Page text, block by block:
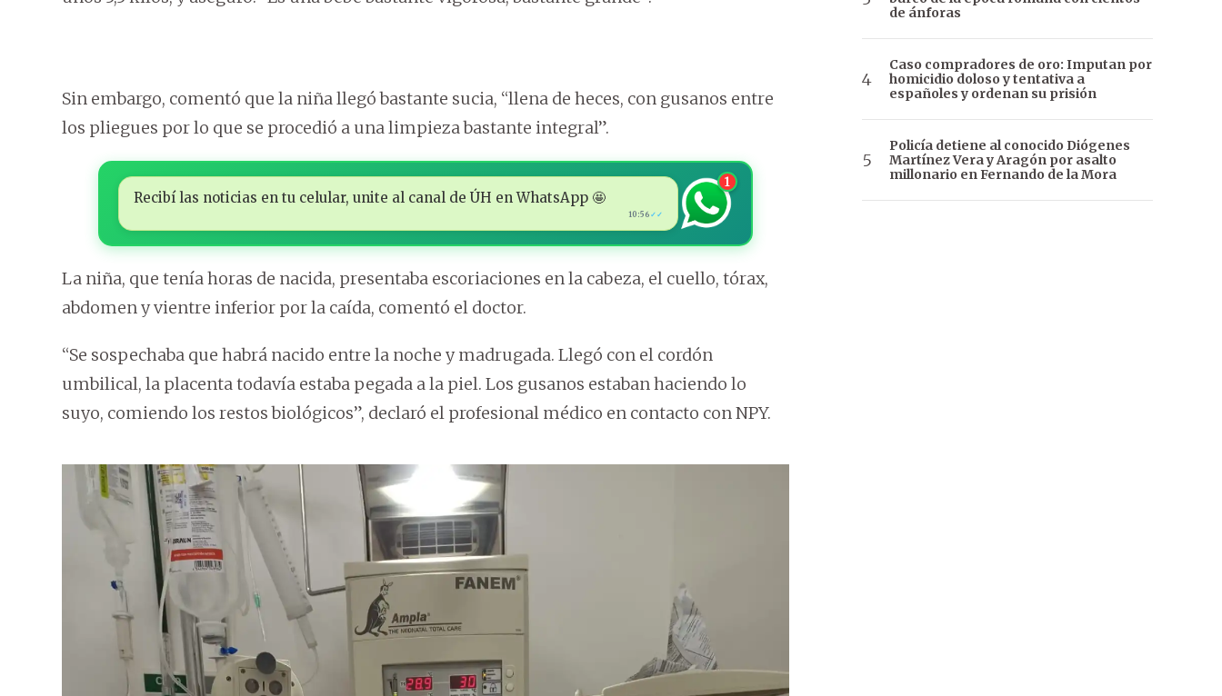
Sin embargo, comentó que la niña llegó bastante sucia, “llena de heces, con gusanos entre
los pliegues por lo que se procedió a una limpieza bastante integral”.
Recibí las noticias en tu celular, unite al canal de ÚH en WhatsApp 🤩
10:56 ✓✓
1
La niña, que tenía horas de nacida, presentaba escoriaciones en la cabeza, el cuello, tórax,
abdomen y vientre inferior por la caída, comentó el doctor.
“Se sospechaba que habrá nacido entre la noche y madrugada. Llegó con el cordón
umbilical, la placenta todavía estaba pegada a la piel. Los gusanos estaban haciendo lo
suyo, comiendo los restos biológicos”, declaró el profesional médico en contacto con NPY.
de ánforas
Caso compradores de oro: Imputan por
homicidio doloso y tentativa a
españoles y ordenan su prisión
Policía detiene al conocido Diógenes
Martínez Vera y Aragón por asalto
millonario en Fernando de la Mora